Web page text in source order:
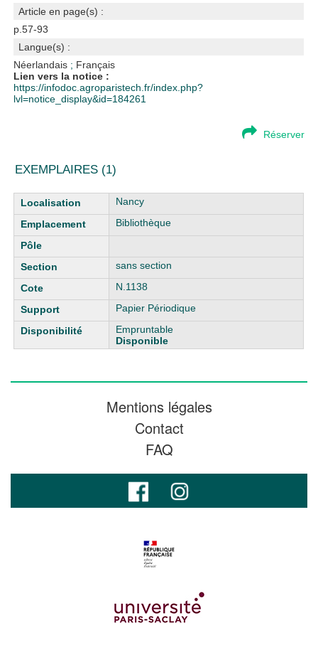
Article en page(s) :
p.57-93
Langue(s) :
Néerlandais ; Français
Lien vers la notice :
https://infodoc.agroparistech.fr/index.php?
lvl=notice_display&id=184261
Réserver
EXEMPLAIRES (1)
Liste des exemplaires
Nancy
Bibliothèque
sans section
N.1138
Papier Périodique
Empruntable
Disponible
Mentions légales
Contact
FAQ